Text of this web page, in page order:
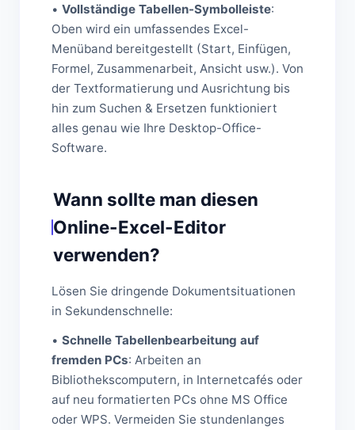
• Vollständige Tabellen-Symbolleiste:
Oben wird ein umfassendes Excel-
Menüband bereitgestellt (Start, Einfügen,
Formel, Zusammenarbeit, Ansicht usw.). Von
der Textformatierung und Ausrichtung bis
hin zum Suchen & Ersetzen funktioniert
alles genau wie Ihre Desktop-Office-
Software.
Wann sollte man diesen
Online-Excel-Editor
verwenden?
Lösen Sie dringende Dokumentsituationen
in Sekundenschnelle:
• Schnelle Tabellenbearbeitung auf
fremden PCs: Arbeiten an
Bibliothekscomputern, in Internetcafés oder
auf neu formatierten PCs ohne MS Office
oder WPS. Vermeiden Sie stundenlanges